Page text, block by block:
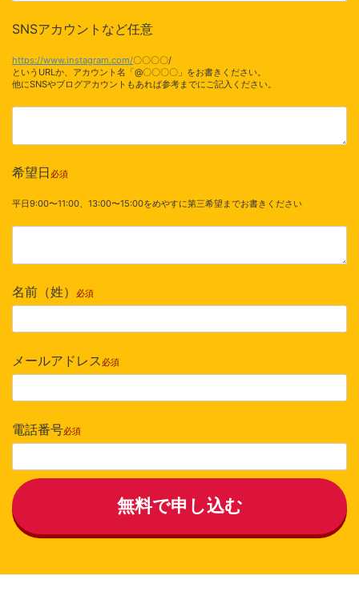
SNSアカウントなど任意
https://www.instagram.com/〇〇〇〇/
というURLか、アカウント名「@〇〇〇〇」をお書きください。
他にSNSやブログアカウントもあれば参考までにご記入ください。
希望日 必須
平日9:00〜11:00、13:00〜15:00をめやすに第三希望までお書きください
名前（姓） 必須
メールアドレス 必須
電話番号必須